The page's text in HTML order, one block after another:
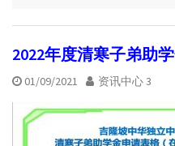
2022年度清寒子弟助
01/09/2021 资讯中心 3